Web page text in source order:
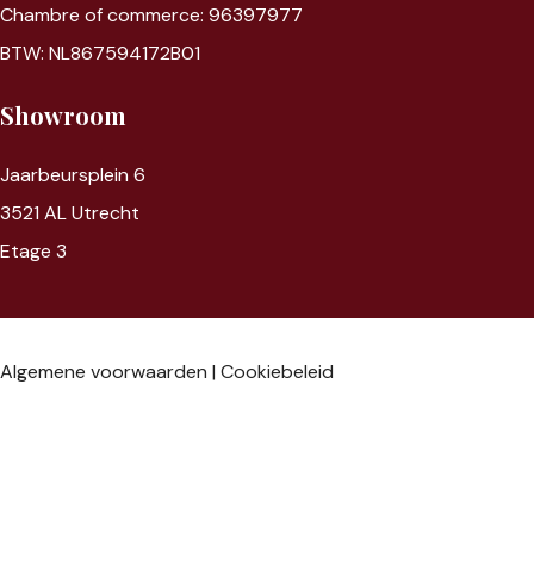
Chambre of commerce: 96397977
BTW: NL867594172B01
Showroom
Jaarbeursplein 6
3521 AL Utrecht
Etage 3
Algemene voorwaarden | Cookiebeleid